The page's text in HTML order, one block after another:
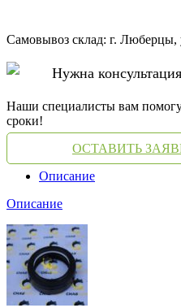
Самовывоз склад: г. Люберцы,
Нужна
Наши специалисты вам
сроки!
ОСТАВИТЬ
Описание
Описание